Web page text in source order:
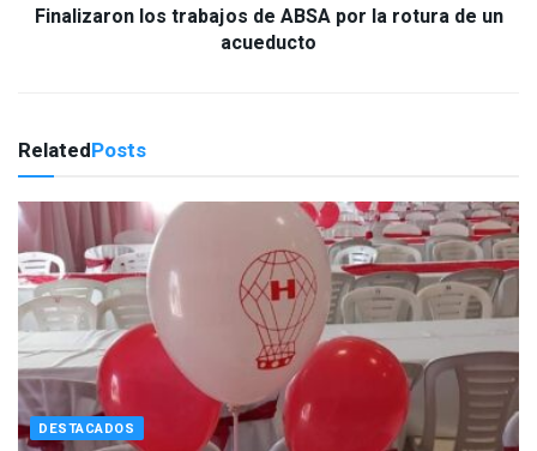
Finalizaron los trabajos de ABSA por la rotura de un
acueducto
RelatedPosts
DESTACADOS